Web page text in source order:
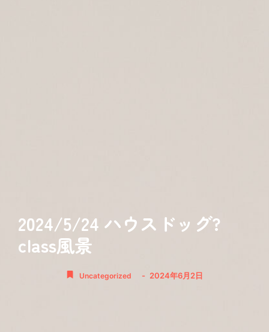
2024/5/24 ハウスドッグ?
class風景
Uncategorized - 2024年6月2日